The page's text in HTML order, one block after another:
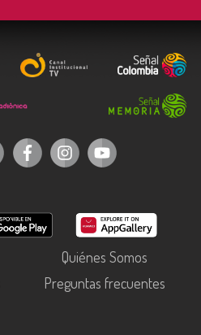
Quiénes Somos
Preguntas frecuentes